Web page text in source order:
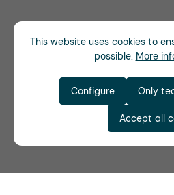
This website uses cookies to
possible. More
Only
Configure
Accept all